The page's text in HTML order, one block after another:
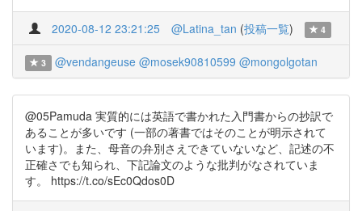
2020-08-12 23:21:25 @Latina_tan (投稿一覧) 4
3 @vendangeuse @mosek90810599 @mongolgotan
@05Pamuda 実質的には英語で書かれた入門書からの抄訳で
あることが多いです (一部の著書ではそのことが明示されて
います)。また、母音の弁別さえできていないなど、記述の不
正確さでも知られ、下記論文のような批判がなされていま
す。 https://t.co/sEc0Qdos0D